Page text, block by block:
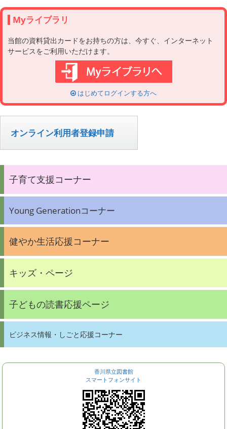
o
r
i
s
n
a
v
g
a
Myライブラリ
当館の資料貸出カードをお持ちの方は、今すぐ、インターネット
サービスをご利用いただけます。
はじめてログインする方へ
オンライン利用者登録申請
子育て支援コーナー
Young Generationコーナー
健やか生活応援コーナー
キッズ・ページ
子どもの読書応援ページ
ビジネス情報・しごと応援コーナー
香川県立図書館
スマートフォンサイト